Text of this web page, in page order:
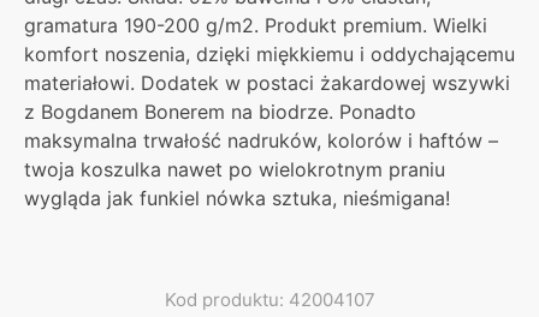
gramatura 190-200 g/m2. Produkt premium. Wielki
komfort noszenia, dzięki miękkiemu i oddychającemu
materiałowi. Dodatek w postaci żakardowej wszywki
z Bogdanem Bonerem na biodrze. Ponadto
maksymalna trwałość nadruków, kolorów i haftów –
twoja koszulka nawet po wielokrotnym praniu
wygląda jak funkiel nówka sztuka, nieśmigana!
Kod produktu: 42004107